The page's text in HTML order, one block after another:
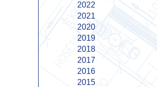
2022
2021
2020
2019
2018
2017
2016
2015